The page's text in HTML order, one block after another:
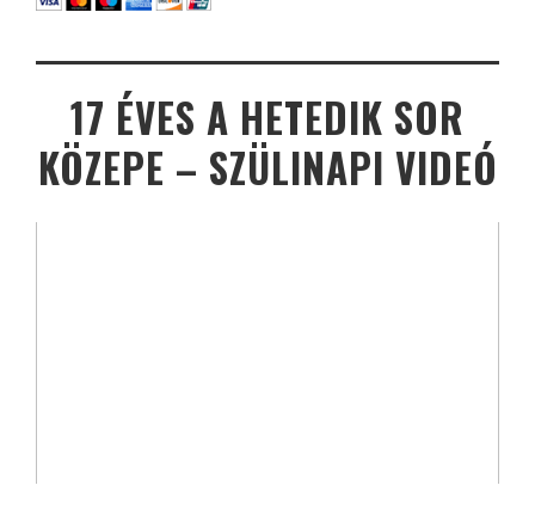
17 ÉVES A HETEDIK SOR
KÖZEPE – SZÜLINAPI VIDEÓ